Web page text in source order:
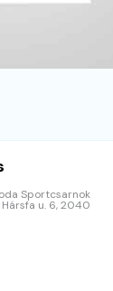
Sportcsarnok
u. 6, 2040